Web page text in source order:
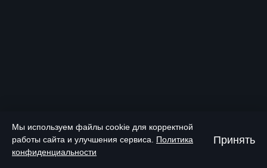
Мы используем файлы cookie для корректной
работы сайта и улучшения сервиса. Политика
конфиденциальности
Принять